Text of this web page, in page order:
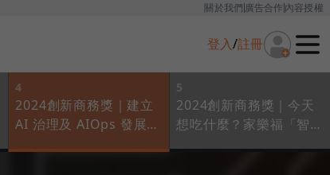
關於我們廣告合作內容授權
登入/註冊
4
2024創新商務獎｜建立
AI 治理及 AIOps 發展框
5
2024創新商務獎｜今天
想吃什麼？家樂福「智能